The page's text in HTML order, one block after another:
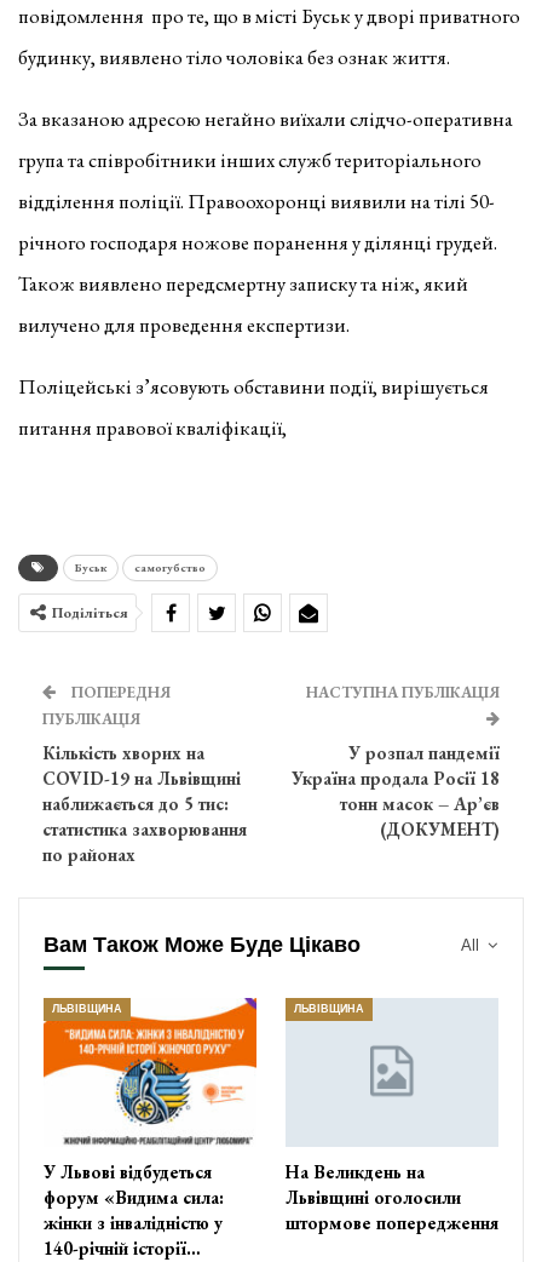
повідомлення про те, що в місті Буськ у дворі приватного
будинку, виявлено тіло чоловіка без ознак життя.
За вказаною адресою негайно виїхали слідчо-оперативна
група та співробітники інших служб територіального
відділення поліції. Правоохоронці виявили на тілі 50-
річного господаря ножове поранення у ділянці грудей.
Також виявлено передсмертну записку та ніж, який
вилучено для проведення експертизи.
Поліцейські з’ясовують обставини події, вирішується
питання правової кваліфікації,
Буськ самогубство
Поділіться
ПОПЕРЕДНЯ
ПУБЛІКАЦІЯ
Кількість хворих на
COVID-19 на Львівщині
наближається до 5 тис:
статистика захворювання
по районах
НАСТУПНА ПУБЛІКАЦІЯ
У розпал пандемії
Україна продала Росії 18
тонн масок – Ар’єв
(ДОКУМЕНТ)
All
Вам Також Може Буде Цікаво
ЛЬВІВЩИНА
У Львові відбудеться
форум «Видима сила:
жінки з інвалідністю у
140-річній історії…
ЛЬВІВЩИНА
На Великдень на
Львівщині оголосили
штормове попередження